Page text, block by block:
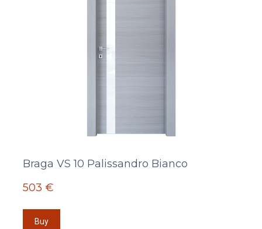
Braga VS 10 Palissandro Bianco
503 €
Buy